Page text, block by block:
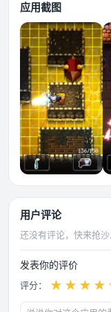
应用截图
用户评论
还没有评论，快来抢
发表你的评价
评分： ★ ★ ★ ★